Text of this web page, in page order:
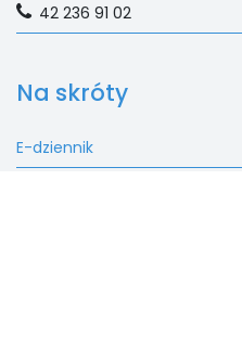
Na skróty
E-dziennik
42 236 91 02